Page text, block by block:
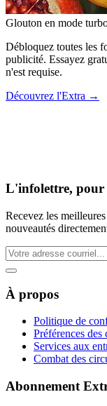
Glouton en mode
Débloquez toutes les
publicité. Essayez
n'est requise.
Découvrez l'Extra →
L'infolettre, pour
Recevez les
nouveautés
À propos
Politique de
Préférences des
Services aux
Combat des
Abonnement